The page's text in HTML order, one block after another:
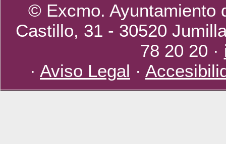
© Excmo. Ayuntamiento
Castillo, 31 - 30520
78 20 20 ·
· Aviso Legal ·